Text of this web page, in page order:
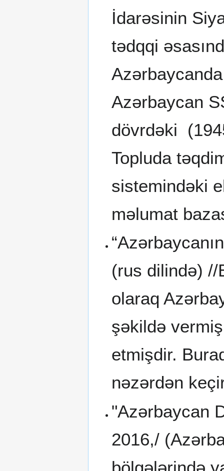
İdarəsinin
tədqqi
Azərbaycan
dövrdəki
Topluda
sistemindəki
məlumat
(rus dilində) //
olaraq
şəkildə
etmişdir.
nəzərdən
"Azərbaycan
2016,/
bölgələrində